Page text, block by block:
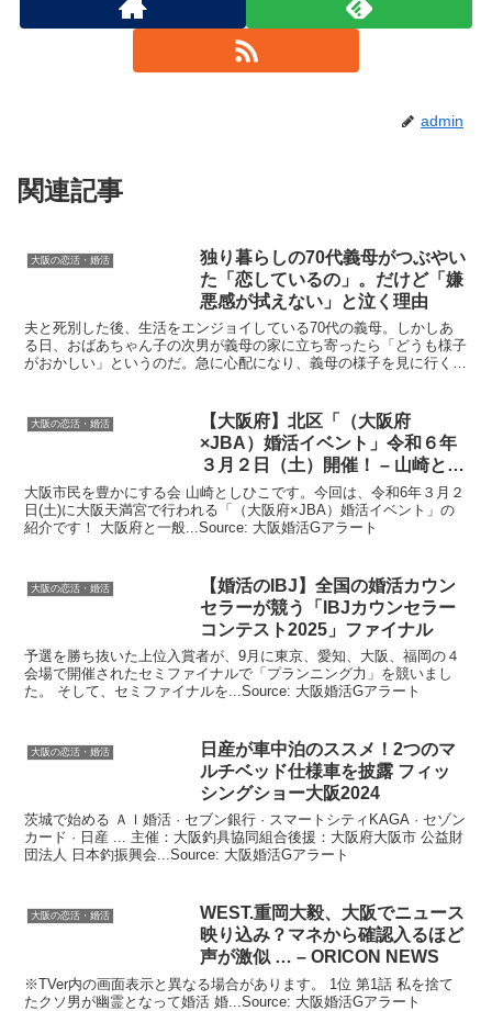
admin
関連記事
大阪の恋活・婚活
独り暮らしの70代義母がつぶやい
た「恋しているの」。だけど「嫌
悪感が拭えない」と泣く理由
夫と死別した後、生活をエンジョイしている70代の義母。しかしあ
る日、おばあちゃん子の次男が義母の家に立ち寄ったら「どうも様子
がおかしい」というのだ。急に心配になり、義母の様子を見に行く
大阪の恋活・婚活 【大阪府】北区「（大阪府
×JBA）婚活イベント」令和６年
３月２日（土）開催！ – 山崎とし
ひこ …
大阪市民を豊かにする会 山崎としひこです。今回は、令和6年３月２
日(土)に大阪天満宮で行われる「（大阪府×JBA）婚活イベント」の
紹介です！ 大阪府と一般...Source: 大阪婚活Gアラート
大阪の恋活・婚活 【婚活のIBJ】全国の婚活カウン
セラーが競う「IBJカウンセラー
コンテスト2025」ファイナル
予選を勝ち抜いた上位入賞者が、9月に東京、愛知、大阪、福岡の４
会場で開催されたセミファイナルで「プランニング力」を競いまし
た。 そして、セミファイナルを...Source: 大阪婚活Gアラート
大阪の恋活・婚活
日産が車中泊のススメ！2つのマ
ルチベッド仕様車を披露 フィッ
シングショー大阪2024
茨城で始める ＡＩ婚活 · セブン銀行 · スマートシティKAGA · セゾン
カード · 日産 ... 主催：大阪釣具協同組合後援：大阪府大阪市 公益財
団法人 日本釣振興会...Source: 大阪婚活Gアラート
大阪の恋活・婚活 WEST.重岡大毅、 大阪でニュース
映り込み？マネから確認入るほど
声が激似 … – ORICON NEWS
※TVer内の画面表示と異なる場合があります。 1位 第1話 私を捨て
たクソ男が幽霊となって婚活 婚...Source: 大阪婚活Gアラート